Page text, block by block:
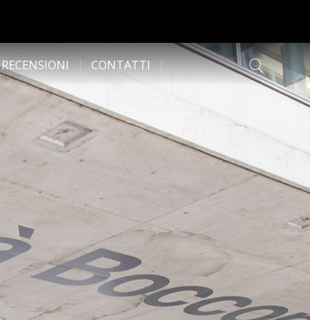
RECENSIONI CONTATTI